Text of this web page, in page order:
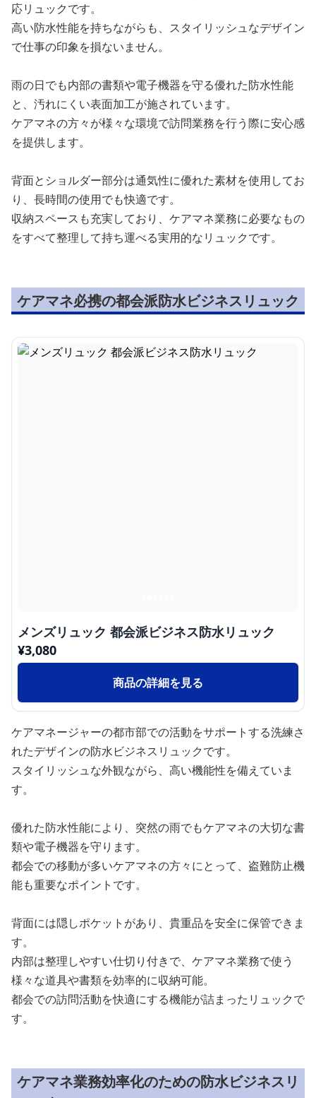
応リュックです。
高い防水性能を持ちながらも、スタイリッシュなデザイン
で仕事の印象を損ないません。
雨の日でも内部の書類や電子機器を守る優れた防水性能
と、汚れにくい表面加工が施されています。
ケアマネの方々が様々な環境で訪問業務を行う際に安心感
を提供します。
背面とショルダー部分は通気性に優れた素材を使用してお
り、長時間の使用でも快適です。
収納スペースも充実しており、ケアマネ業務に必要なもの
をすべて整理して持ち運べる実用的なリュックです。
ケアマネ必携の都会派防水ビジネスリュック
メンズリュック 都会派ビジネス防水リュック
¥3,080
商品の詳細を見る
ケアマネージャーの都市部での活動をサポートする洗練さ
れたデザインの防水ビジネスリュックです。
スタイリッシュな外観ながら、高い機能性を備えていま
す。
優れた防水性能により、突然の雨でもケアマネの大切な書
類や電子機器を守ります。
都会での移動が多いケアマネの方々にとって、盗難防止機
能も重要なポイントです。
背面には隠しポケットがあり、貴重品を安全に保管できま
す。
内部は整理しやすい仕切り付きで、ケアマネ業務で使う
様々な道具や書類を効率的に収納可能。
都会での訪問活動を快適にする機能が詰まったリュックで
す。
ケアマネ業務効率化のための防水ビジネスリ